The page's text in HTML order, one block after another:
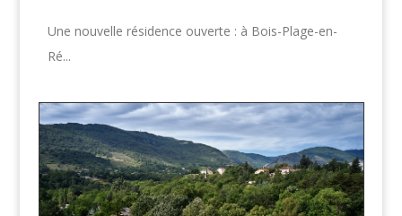
Une nouvelle résidence ouverte : à Bois-Plage-en-
Ré...